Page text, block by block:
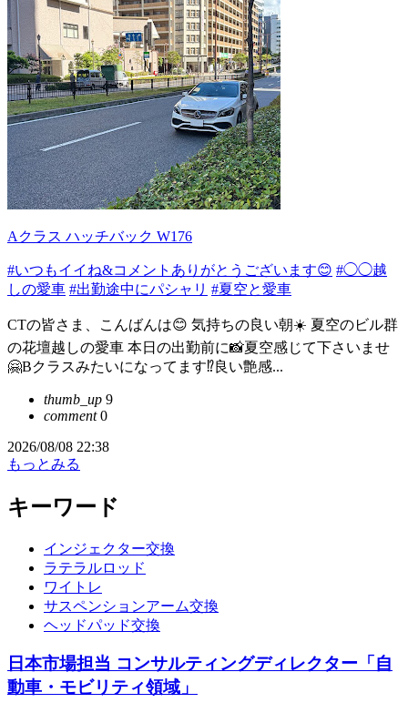
Aクラス ハッチバック W176
#いつもイイね&コメントありがとうございます😊 #◯◯越
しの愛車 #出勤途中にパシャリ #夏空と愛車
CTの皆さま、こんばんは😊 気持ちの良い朝☀️ 夏空のビル群
の花壇越しの愛車 本日の出勤前に📸夏空感じて下さいませ
🤗Bクラスみたいになってます⁉️良い艶感...
thumb_up 9
comment0
2026/08/08 22:38
もっとみる
キーワード
インジェクター交換
ラテラルロッド
ワイトレ
サスペンションアーム交換
ヘッドパッド交換
日本市場担当 コンサルティングディレクター「自
動車・モビリティ領域」